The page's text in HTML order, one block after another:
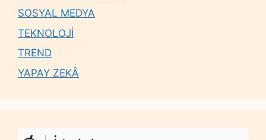
SOSYAL MEDYA
TEKNOLOJİ
TREND
YAPAY ZEKÂ